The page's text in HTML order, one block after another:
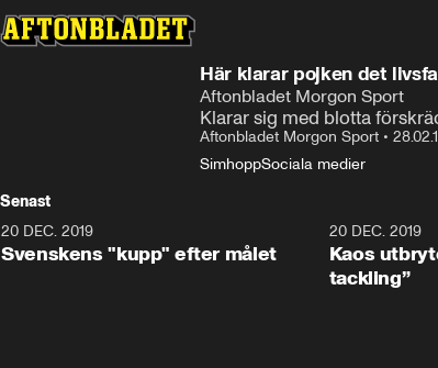
Här klarar pojken det
Aftonbladet Morgon Sport
Klarar sig med blotta
Aftonbladet Morgon Sport •
SimhoppSociala medier
Senast
20 DEC. 2019
Svenskens "kupp" efter målet
20 DEC. 2019
Kaos
tackling”